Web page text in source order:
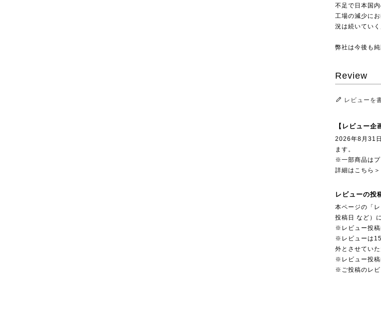
不足で日本国
工場の減少に
況は続いていく
弊社は今後も
Review
レビューを
【レビュー企
2026年8月31
ます。
※一部商品はプ
詳細はこちら＞
レビューの投
本ページの「
投稿日 など）
※レビュー投稿
※レビューは
外とさせていた
※レビュー投稿
※ご投稿のレビ